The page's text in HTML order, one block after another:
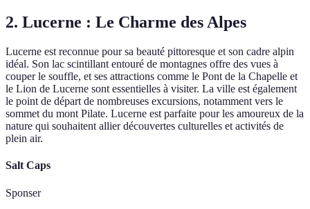
2. Lucerne : Le Charme des Alpes
Lucerne est reconnue pour sa beauté pittoresque et son cadre alpin
idéal. Son lac scintillant entouré de montagnes offre des vues à
couper le souffle, et ses attractions comme le Pont de la Chapelle et
le Lion de Lucerne sont essentielles à visiter. La ville est également
le point de départ de nombreuses excursions, notamment vers le
sommet du mont Pilate. Lucerne est parfaite pour les amoureux de la
nature qui souhaitent allier découvertes culturelles et activités de
plein air.
Salt Caps
Sponser